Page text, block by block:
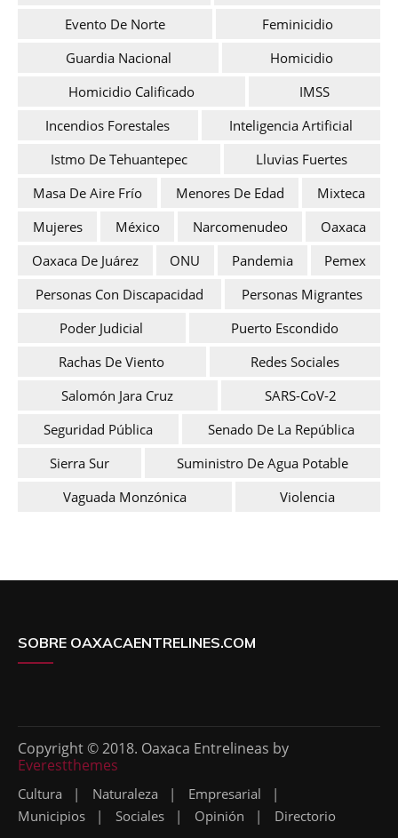
Evento De Norte
Feminicidio
Guardia Nacional
Homicidio
Homicidio Calificado
IMSS
Incendios Forestales
Inteligencia Artificial
Istmo De Tehuantepec
Lluvias Fuertes
Masa De Aire Frío
Menores De Edad
Mixteca
Mujeres
México Narcomenudeo
Oaxaca
Oaxaca De Juárez
ONU Pandemia
Pemex
Personas Con Discapacidad
Personas Migrantes
Poder Judicial
Puerto Escondido
Rachas De Viento
Redes Sociales
Salomón Jara Cruz
SARS-CoV-2
Seguridad Pública
Senado De La República
Sierra Sur
Suministro De Agua Potable
Vaguada Monzónica
Violencia
SOBRE OAXACAENTRELINES.COM
Copyright © 2018. Oaxaca Entrelineas by
Everestthemes
Cultura Naturaleza
Empresarial
Municipios
Sociales Opinión Directorio